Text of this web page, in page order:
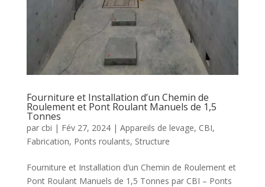
Fourniture et Installation d’un Chemin de
Roulement et Pont Roulant Manuels de 1,5
Tonnes
par cbi | Fév 27, 2024| Appareils de levage, CBI,
Fabrication, Ponts roulants, Structure
Fourniture et Installation d’un Chemin de Roulement et
Pont Roulant Manuels de 1,5 Tonnes par CBI – Ponts